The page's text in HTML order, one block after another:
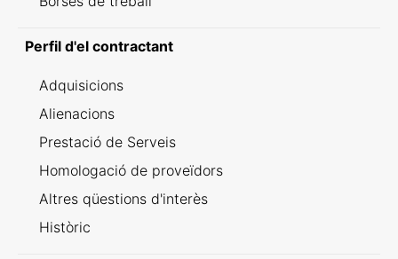
Perfil d'el contractant
Adquisicions
Alienacions
Prestació de Serveis
Homologació de proveïdors
Altres qüestions d'interès
Històric